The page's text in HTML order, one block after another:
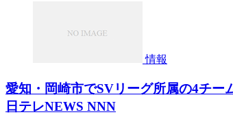
情報
愛知・岡崎市でSVリーグ所属の4チー
日テレNEWS NNN